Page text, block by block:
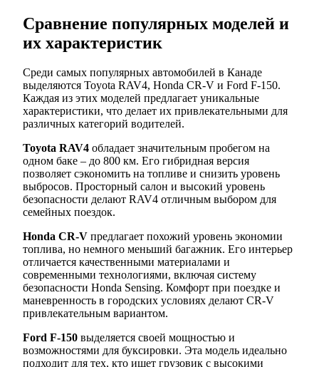
Сравнение популярных моделей и
их характеристик
Среди самых популярных автомобилей в Канаде
выделяются Toyota RAV4, Honda CR-V и Ford F-150.
Каждая из этих моделей предлагает уникальные
характеристики, что делает их привлекательными для
различных категорий водителей.
Toyota RAV4 обладает значительным пробегом на
одном баке – до 800 км. Его гибридная версия
позволяет сэкономить на топливе и снизить уровень
выбросов. Просторный салон и высокий уровень
безопасности делают RAV4 отличным выбором для
семейных поездок.
Honda CR-V предлагает похожий уровень экономии
топлива, но немного меньший багажник. Его интерьер
отличается качественными материалами и
современными технологиями, включая систему
безопасности Honda Sensing. Комфорт при поездке и
маневренность в городских условиях делают CR-V
привлекательным вариантом.
Ford F-150 выделяется своей мощностью и
возможностями для буксировки. Эта модель идеально
подходит для тех, кто ищет грузовик с высокими